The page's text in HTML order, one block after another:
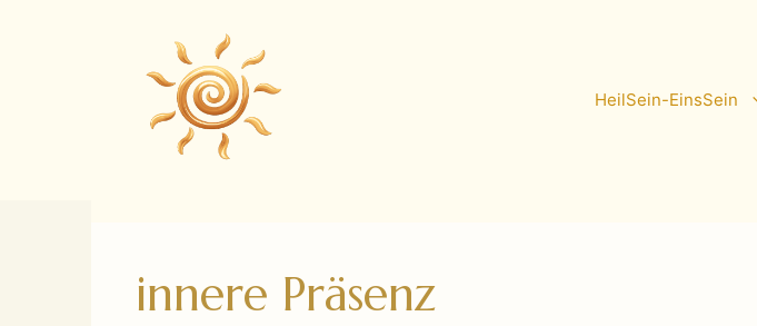
HeilSein-EinsSein
innere Präsenz